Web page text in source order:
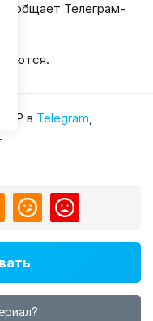
Телеграм-
в Telegram
.